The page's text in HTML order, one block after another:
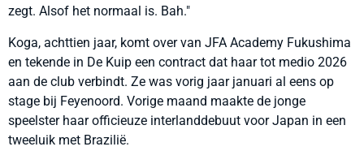
zegt. Alsof het normaal is. Bah."
Koga, achttien jaar, komt over van JFA Academy Fukushima
en tekende in De Kuip een contract dat haar tot medio 2026
aan de club verbindt. Ze was vorig jaar januari al eens op
stage bij Feyenoord. Vorige maand maakte de jonge
speelster haar officieuze interlanddebuut voor Japan in een
tweeluik met Brazilië.